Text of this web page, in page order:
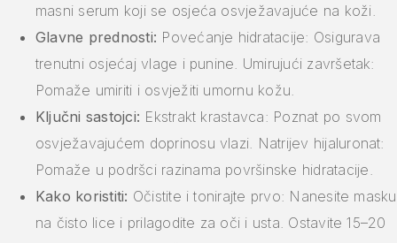
masni serum koji se osjeća osvježavajuće na koži.
Glavne prednosti: Povećanje hidratacije: Osigurava
trenutni osjećaj vlage i punine. Umirujući završetak:
Pomaže umiriti i osvježiti umornu kožu.
Ključni sastojci: Ekstrakt krastavca: Poznat po svom
osvježavajućem doprinosu vlazi. Natrijev hijaluronat:
Pomaže u podršci razinama površinske hidratacije.
Kako koristiti: Očistite i tonirajte prvo: Nanesite masku
na čisto lice i prilagodite za oči i usta. Ostavite 15–20